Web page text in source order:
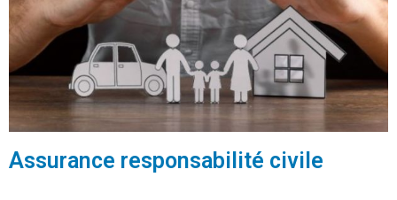
Assurance responsabilité civile